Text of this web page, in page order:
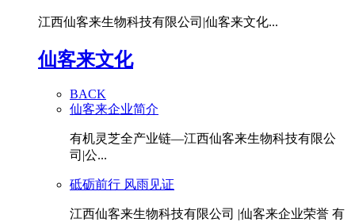
江西仙客来生物科技有限公司|仙客来文化...
仙客来文化
BACK
仙客来企业简介
有机灵芝全产业链—江西仙客来生物科技有限公
司|公...
砥砺前行 风雨见证
江西仙客来生物科技有限公司 |仙客来企业荣誉 有